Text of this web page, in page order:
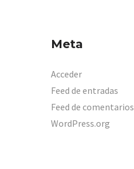
Meta
Acceder
Feed de entradas
Feed de comentarios
WordPress.org